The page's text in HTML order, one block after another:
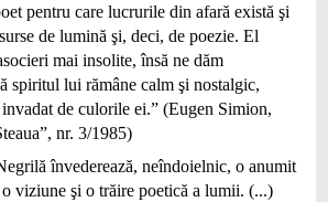
pentru care lucrurile din afară există şi
de lumină şi, deci, de poezie. El
mai insolite, însă ne dăm
spiritul lui rămâne calm şi nostalgic,
de culorile ei.” (Eugen Simion,
nr. 3/1985)
învederează, neîndoielnic, o anumit
viziune şi o trăire poetică a lumii. (...)